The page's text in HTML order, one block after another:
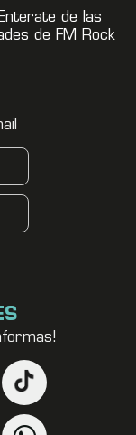
de las
de FM Rock